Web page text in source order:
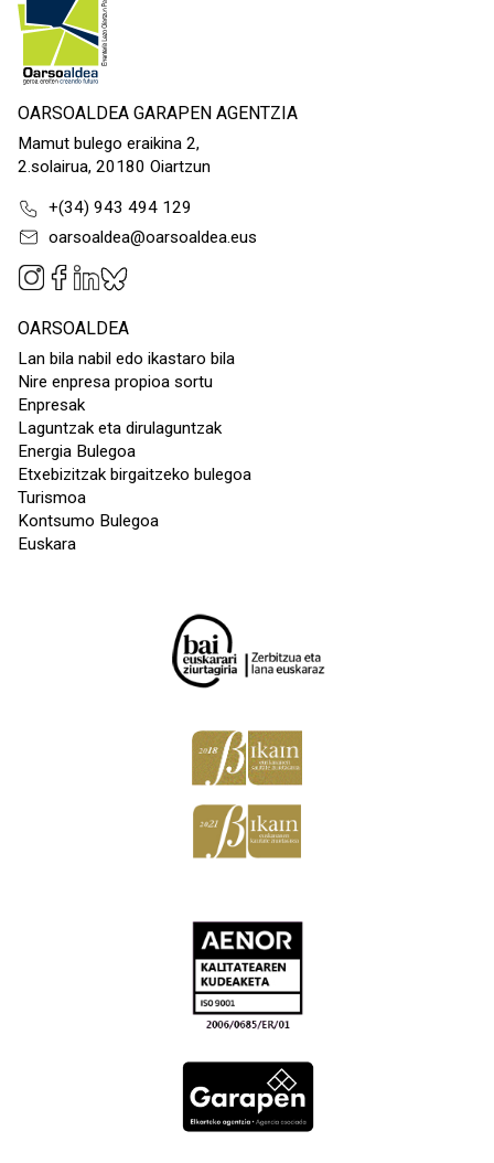
OARSOALDEA GARAPEN AGENTZIA
Mamut bulego eraikina 2,
2.solairua, 20180 Oiartzun
+(34) 943 494 129
oarsoaldea@oarsoaldea.eus
OARSOALDEA
Lan bila nabil edo ikastaro bila
Nire enpresa propioa sortu
Enpresak
Laguntzak eta dirulaguntzak
Energia Bulegoa
Etxebizitzak birgaitzeko bulegoa
Turismoa
Kontsumo Bulegoa
Euskara